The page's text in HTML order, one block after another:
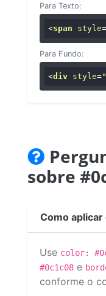
Para Texto:
<span style=
Para Fundo:
<div style=
sobre
Como aplicar
Use color:
#0c1c08 e
conforme o